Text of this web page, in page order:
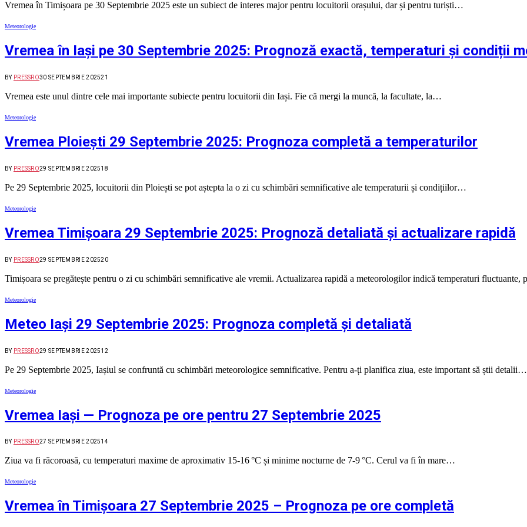
Vremea în Timișoara pe 30 Septembrie 2025 este un subiect de interes major pentru locuitorii orașului, dar și pentru turiști…
Meteorologie
Vremea în Iași pe 30 Septembrie 2025: Prognoză exactă, temperaturi și condiții
BY PRESSRO30 SEPTEMBRIE 202521
Vremea este unul dintre cele mai importante subiecte pentru locuitorii din Iași. Fie că mergi la muncă, la facultate, la…
Meteorologie
Vremea Ploiești 29 Septembrie 2025: Prognoza completă a temperaturilor
BY PRESSRO29 SEPTEMBRIE 202518
Pe 29 Septembrie 2025, locuitorii din Ploiești se pot aștepta la o zi cu schimbări semnificative ale temperaturii și condițiilor…
Meteorologie
Vremea Timișoara 29 Septembrie 2025: Prognoză detaliată și actualizare rapidă
BY PRESSRO29 SEPTEMBRIE 202520
Timișoara se pregătește pentru o zi cu schimbări semnificative ale vremii. Actualizarea rapidă a meteorologilor indică temperaturi
Meteorologie
Meteo Iași 29 Septembrie 2025: Prognoza completă și detaliată
BY PRESSRO29 SEPTEMBRIE 202512
Pe 29 Septembrie 2025, Iașiul se confruntă cu schimbări meteorologice semnificative. Pentru a-ți planifica ziua, este important să știi detalii…
Meteorologie
Vremea Iași — Prognoza pe ore pentru 27 Septembrie 2025
BY PRESSRO27 SEPTEMBRIE 202514
Ziua va fi răcoroasă, cu temperaturi maxime de aproximativ 15‑16 °C și minime nocturne de 7‑9 °C. Cerul va fi în mare…
Meteorologie
Vremea în Timișoara 27 Septembrie 2025 – Prognoza pe ore completă